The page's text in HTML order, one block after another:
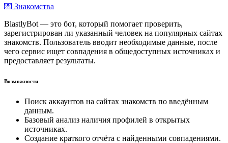
💌 Знакомства
BlastlyBot — это бот, который помогает проверить,
зарегистрирован ли указанный человек на популярных сайтах
знакомств. Пользователь вводит необходимые данные, после
чего сервис ищет совпадения в общедоступных источниках и
предоставляет результаты.
Возможности
Поиск аккаунтов на сайтах знакомств по введённым
данным.
Базовый анализ наличия профилей в открытых
источниках.
Создание краткого отчёта с найденными совпадениями.